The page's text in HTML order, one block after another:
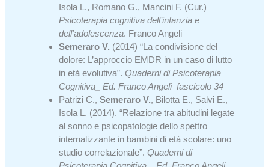
Isola L., Romano G., Mancini F. (Cur.)
Psicoterapia cognitiva dell’infanzia e
dell’adolescenza. Franco Angeli
Semeraro V. (2014) “La condivisione del
dolore: L’approccio EMDR in un caso di lutto
in età evolutiva”.Quaderni di Psicoterapia
Cognitiva_ Ed. Franco Angeli fascicolo 34
Patrizi C.,Semeraro V., Bilotta E., Salvi E.,
Isola L. (2014). “Relazione tra abitudini legate
al sonno e psicopatologie dello spettro
internalizzante in bambini di età scolare: uno
studio correlazionale”.Quaderni di